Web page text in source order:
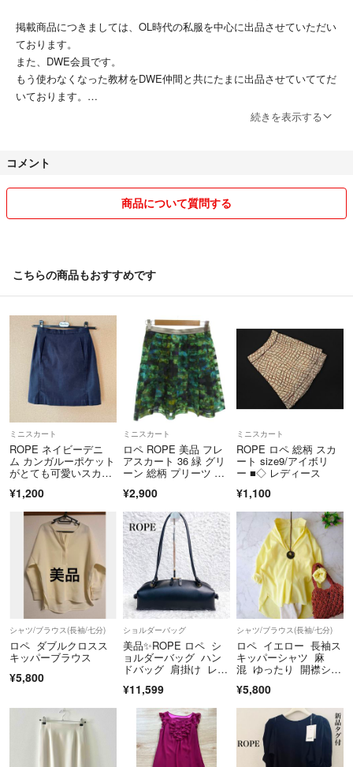
掲載商品につきましては、OL時代の私服を中心に出品させていただい
ております。
また、DWE会員です。
もう使わなくなった教材をDWE仲間と共にたまに出品させていててだ
いております。
全て正規購入品で、内容については詳しいつもりですので、何でもご質
家族に喫煙者はおりませんし、ペットも飼っておりませんので、比較的
内容でもお気軽にコメント下さい。
(複数購入や、リピーター様には特にお値引きさせていただきたいと考
発送につきましては、基本翌日発送を心がけておりますが、もしお急ぎ
の場合は即発送にも対応したいと思っておりますので購入前にご相談く
ださい。
以上です。
最後までお読み下さってありがとうございます。
どうぞよろしくお願いいたします(^-^)
追記
一つ一つの商品説明文に書ききれないのでこちらでお伝えいたします。
DWEのDVDケースは、製品の性質上非常にヒビが入りやすくなってお
ります。
私の商品のDVDの中にもそのようなものがあるかもしれません。
DVDケースは学習には影響しませんので、もしケース不要でしたら送料
分お値引きできますので、コメント下さい。
追記
残念ながら、悪い評価の方がおりますが、記載されている事項は配送事
故なので、ただ今調査中です。
ふつう評価の方がおりますが、後に返品対応させていただきました。
者様にも手間がかかってしまいますので、商品について何かありました
ら受け取り評価前にご意見いただけますようよろしくお願いします。
続きを表示する
コメント
商品について質問する
こちらの商品もおすすめです
ミニスカート
ROPE ネイビーデニ
ム カンガルーポケット
がとても可愛いスカー
¥1,200
ミニスカート
ロペ ROPE 美品 フレ
アスカート 36 緑 グリ
ーン 総柄 プリーツ ミ
¥2,900
ミニスカート
ROPE ロペ 総柄 スカ
ート size9/アイボリ
ー ■◇ レディース
¥1,100
シャツ/ブラウス(長袖/七分)
ロペ ダブルクロスス
キッパーブラウス
¥5,800
ショルダーバッグ
美品✨ROPE ロペ シ
ョルダーバッグ ハン
ドバッグ 肩掛け レザ
¥11,599
シャツ/ブラウス(長袖/七分)
ロペ イエロー 長袖ス
キッパーシャツ 麻
混 ゆったり 開襟シャ
¥5,800